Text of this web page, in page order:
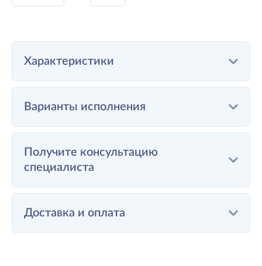
Характеристики
Варианты исполнения
Получите консультацию
специалиста
Доставка и оплата